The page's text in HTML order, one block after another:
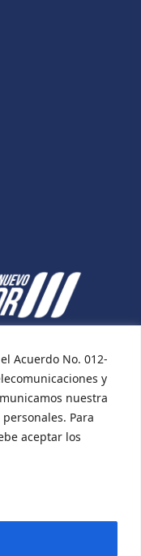
Acuerdo No. 012-
y
nuestra
Para
aceptar los